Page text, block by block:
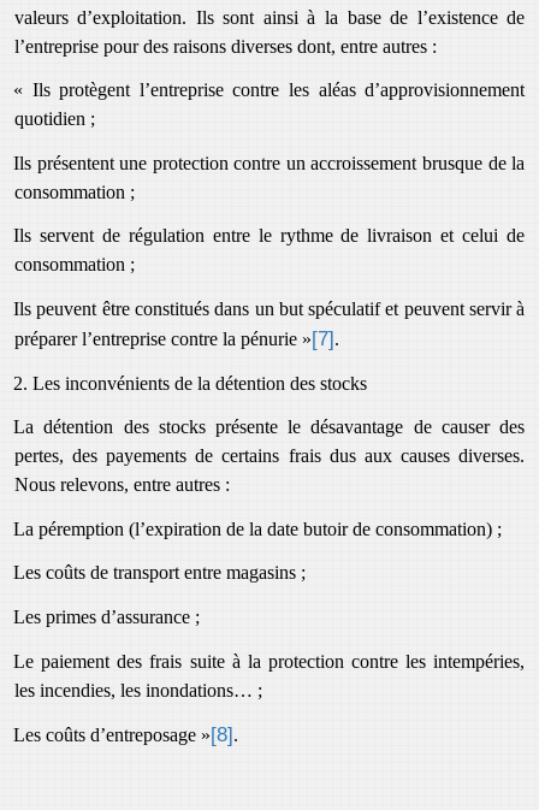
valeurs d’exploitation. Ils sont ainsi à la base de l’existence de
l’entreprise pour des raisons diverses dont, entre autres :
« Ils protègent l’entreprise contre les aléas d’approvisionnement
quotidien ;
Ils présentent une protection contre un accroissement brusque de la
consommation ;
Ils servent de régulation entre le rythme de livraison et celui de
consommation ;
Ils peuvent être constitués dans un but spéculatif et peuvent servir à
préparer l’entreprise contre la pénurie »[7].
2. Les inconvénients de la détention des stocks
La détention des stocks présente le désavantage de causer des
pertes, des payements de certains frais dus aux causes diverses.
Nous relevons, entre autres :
La péremption (l’expiration de la date butoir de consommation) ;
Les coûts de transport entre magasins ;
Les primes d’assurance ;
Le paiement des frais suite à la protection contre les intempéries,
les incendies, les inondations… ;
Les coûts d’entreposage »[8].